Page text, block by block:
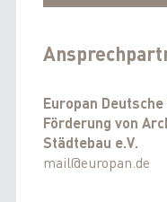
Europan
Förderung von
Städtebau e.V.
mail@europan.de